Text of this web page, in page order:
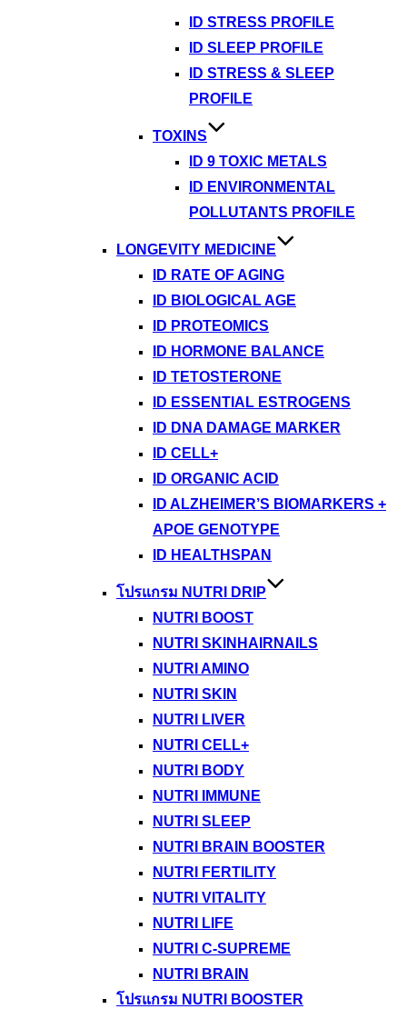
ID STRESS PROFILE
ID SLEEP PROFILE
ID STRESS & SLEEP
PROFILE
TOXINS
ID 9 TOXIC METALS
ID ENVIRONMENTAL
POLLUTANTS PROFILE
LONGEVITY MEDICINE
ID RATE OF AGING
ID BIOLOGICAL AGE
ID PROTEOMICS
ID HORMONE BALANCE
ID TETOSTERONE
ID ESSENTIAL ESTROGENS
ID DNA DAMAGE MARKER
ID CELL+
ID ORGANIC ACID
ID ALZHEIMER’S BIOMARKERS +
APOE GENOTYPE
ID HEALTHSPAN
โปรแกรม NUTRI DRIP
NUTRI BOOST
NUTRI SKINHAIRNAILS
NUTRI AMINO
NUTRI SKIN
NUTRI LIVER
NUTRI CELL+
NUTRI BODY
NUTRI IMMUNE
NUTRI SLEEP
NUTRI BRAIN BOOSTER
NUTRI FERTILITY
NUTRI VITALITY
NUTRI LIFE
NUTRI C-SUPREME
NUTRI BRAIN
โปรแกรม NUTRI BOOSTER